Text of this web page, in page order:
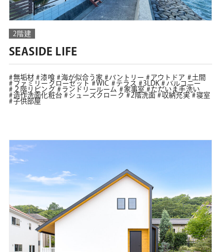
2階建
SEASIDE LIFE
無垢材 漆喰 海が似合う家 パントリー アウトドア
土間
ファミリークローゼット
WIC テラス 3LDK
バルコニー
２階リビング
ランドリールーム 家事室
ただいま手洗い
造作洗面化粧台
シューズクローク 2階洗面 収納充実
寝室
子供部屋